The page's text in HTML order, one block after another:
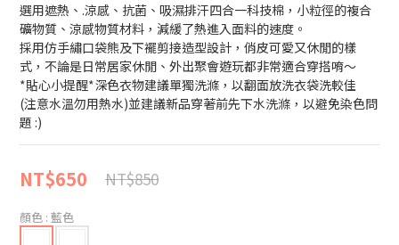
選用遮熱、.涼感、抗菌、吸濕排汗四合一科技棉，小粒徑的複合
礦物質、涼感物質材料，減緩了熱進入面料的速度。
採用仿手繡口袋熊及下襬剪接造型設計，俏皮可愛又休閒的樣
式，不論是日常居家休閒、外出聚會遊玩都非常適合穿搭唷～
*貼心小提醒*深色衣物建議單獨洗滌，以翻面放洗衣袋洗較佳
(注意水溫勿用熱水)並建議新品穿著前先下水洗滌，以避免染色問
題 :)
NT$650 NT$850
顏色 : 藍色